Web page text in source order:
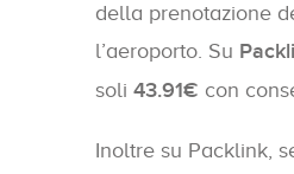
della prenotazione
l’aeroporto. Su
soli 43.91€ con
Inoltre su Packlink,